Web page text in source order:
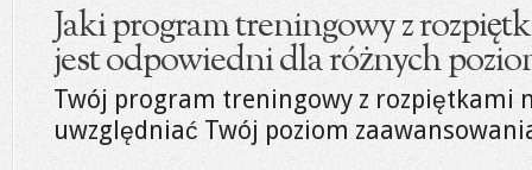
Jaki program treningowy z
jest odpowiedni dla różnych
Twój program treningowy z rozpiętkami
uwzględniać Twój poziom